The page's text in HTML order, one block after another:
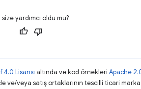
size yardımcı oldu mu?
Lisansı altında ve kod örnekleri Apache
ve/veya satış ortaklarının tescilli ticari